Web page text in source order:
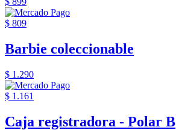
$ 809
Barbie coleccionable
$ 1.290
$ 1.161
Caja registradora - Polar B